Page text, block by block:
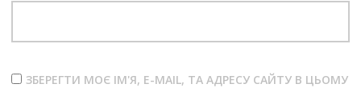
ЗБЕРЕГТИ МОЄ ІМ'Я, E-MAIL, ТА АДРЕСУ САЙТУ В ЦЬОМУ